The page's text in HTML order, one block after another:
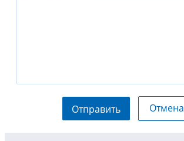
Отправить Отмена